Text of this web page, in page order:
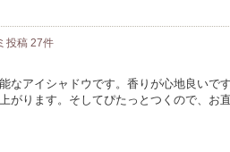
投稿 27件
なアイシャドウです。香りが心地良いで
がります。そしてぴたっとつくので、お